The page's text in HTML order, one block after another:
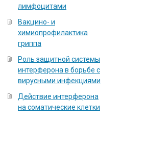
лимфоцитами
Вакцино- и
химиопрофилактика
гриппа
Роль защитной системы
интерферона в борьбе с
вирусными инфекциями
Действие интерферона
на соматические клетки